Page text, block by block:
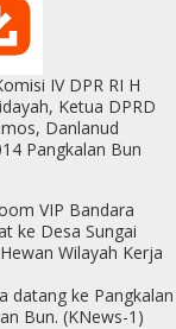
IV DPR RI H
Ketua DPRD
Danlanud
Pangkalan Bun
VIP Bandara
ke Desa Sungai
Wilayah Kerja
datang ke Pangkalan
Bun. (KNews-1)